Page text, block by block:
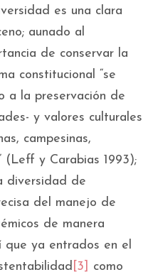
es una clara
aunado al
de conservar la
constitucional “se
a la preservación de
y valores culturales
campesinas,
(Leff y Carabias 1993);
diversidad de
del manejo de
de manera
que ya entrados en el
[3]
como